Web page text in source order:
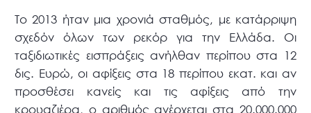
Το 2013 ήταν μια χρονιά σταθμός, με κατάρριψη
σχεδόν όλων των ρεκόρ για την Ελλάδα. Οι
ταξιδιωτικές εισπράξεις ανήλθαν περίπου στα 12
δις. Ευρώ, οι αφίξεις στα 18 περίπου εκατ. και αν
προσθέσει κανείς και τις αφίξεις από την
κρουαζιέρα, ο αριθμός ανέρχεται στα 20.000.000